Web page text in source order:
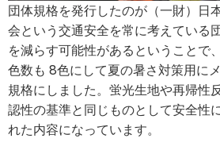
団体規格を発行したのが（一財）日
会という交通安全を常に考えている
を減らす可能性があるということで
色数も 8色にして夏の暑さ対策用に
規格にしました。蛍光生地や再帰性
認性の基準と同じものとして安全性
れた内容になっています。